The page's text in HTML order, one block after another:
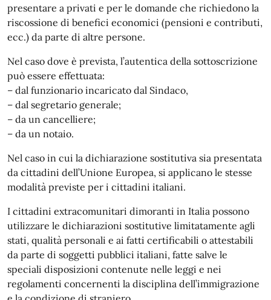
presentare a privati e per le domande che richiedono la
riscossione di benefici economici (pensioni e contributi,
ecc.) da parte di altre persone.
Nel caso dove è prevista, l’autentica della sottoscrizione
può essere effettuata:
– dal funzionario incaricato dal Sindaco,
– dal segretario generale;
– da un cancelliere;
– da un notaio.
Nel caso in cui la dichiarazione sostitutiva sia presentata
da cittadini dell’Unione Europea, si applicano le stesse
modalità previste per i cittadini italiani.
I cittadini extracomunitari dimoranti in Italia possono
utilizzare le dichiarazioni sostitutive limitatamente agli
stati, qualità personali e ai fatti certificabili o attestabili
da parte di soggetti pubblici italiani, fatte salve le
speciali disposizioni contenute nelle leggi e nei
regolamenti concernenti la disciplina dell’immigrazione